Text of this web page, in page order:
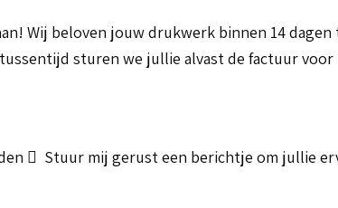
Wij beloven jouw drukwerk binnen 14 dagen
sturen we jullie alvast de factuur
 Stuur mij gerust een berichtje om jullie